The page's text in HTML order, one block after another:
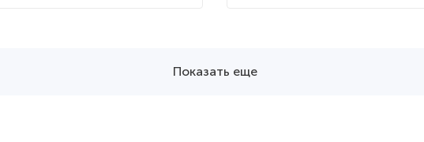
Показать еще